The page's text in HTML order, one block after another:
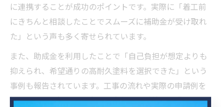
に連携することが成功のポイントです。実際に「着工前
にきちんと相談したことでスムーズに補助金が受け取れ
た」という声も多く寄せられています。
また、助成金を利用したことで「自己負担が想定よりも
抑えられ、希望通りの高耐久塗料を選択できた」という
事例も報告されています。工事の流れや実際の申請例を
知ることで、初めての方でも安心して手続きを進められ